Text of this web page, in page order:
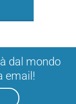
dal mondo
email!